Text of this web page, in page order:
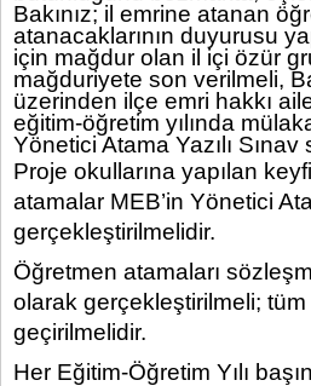
Bakınız; il emrine atanan
atanacaklarının duyurusu
için mağdur olan il içi özür
mağduriyete son verilmeli,
üzerinden ilçe emri hakkı
eğitim-öğretim yılında
Yönetici Atama Yazılı
Proje okullarına yapılan
atamalar MEB’in Yönetici
gerçekleştirilmelidir.
Öğretmen atamaları
olarak gerçekleştirilmeli;
geçirilmelidir.
Her Eğitim-Öğretim Yılı